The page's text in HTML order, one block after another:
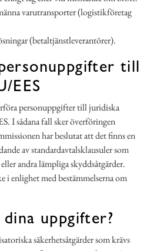
varutransporter (logistikföretag
(betaltjänstleverantörer).
till
EES
personuppgifter till juridiska
I sådana fall sker överföringen
har beslutat att det finns en
av standardavtalsklausuler som
andra lämpliga skyddsåtgärder.
enlighet med bestämmelserna om
uppgifter?
säkerhetsåtgärder som krävs